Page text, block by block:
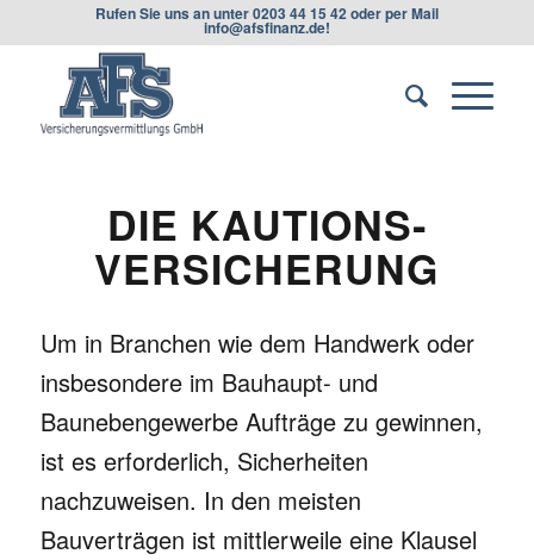
Rufen Sie uns an unter0203 44 15 42oder per Mail
info@afsfinanz.de!
DIE KAUTIONS­
VERSICHERUNG
Um in Branchen wie dem Handwerk oder
insbesondere im Bauhaupt- und
Baunebengewerbe Aufträge zu gewinnen,
ist es erforderlich, Sicherheiten
nachzuweisen. In den meisten
Bauverträgen ist mittlerweile eine Klausel